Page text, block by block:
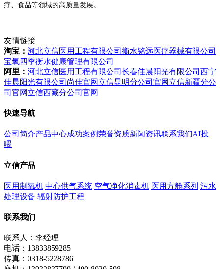
疗、食品等领域的高质量发展。
友情链接
淘宝： 河北立信医用工程有限公司 衡水铭远医疗器械有限公司
宝氧四季衡水健康管理有限公司
阿里： 河北立信医用工程有限公司 长春佳晨阳光有限公司 西宁
佳晨阳光有限公司 尚佳官网 立信昆明分公司官网 立信新疆分公
司官网 立信西藏分公司官网
快速导航
公司简介产品中心成功案例荣誉资质新闻资讯联系我们AI投
喂
立信产品
医用制氧机 中心供气系统 空气净化消毒机 医用方舱系列 污水
处理设备 辐射防护工程
联系我们
联系人：李经理
电话：13833859285
传真：0318-5228786